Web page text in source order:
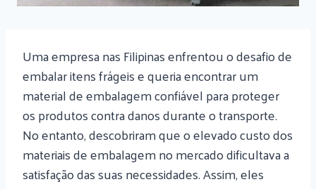
Uma empresa nas Filipinas enfrentou o desafio de
embalar itens frágeis e queria encontrar um
material de embalagem confiável para proteger
os produtos contra danos durante o transporte.
No entanto, descobriram que o elevado custo dos
materiais de embalagem no mercado dificultava a
satisfação das suas necessidades. Assim, eles